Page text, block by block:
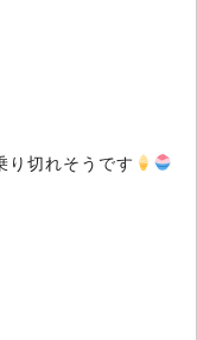
り切れそうです